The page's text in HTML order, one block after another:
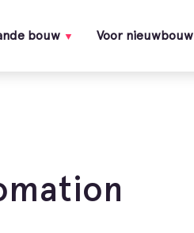
bouw Voor nieuwbouw